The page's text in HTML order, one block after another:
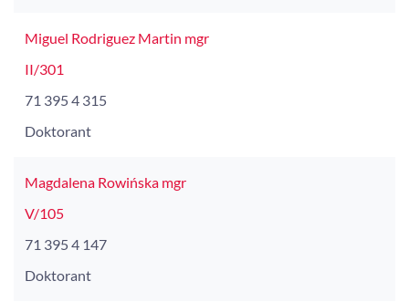
Miguel Rodriguez Martin mgr
II/301
71 395 4 315
Doktorant
Magdalena Rowińska mgr
V/105
71 395 4 147
Doktorant